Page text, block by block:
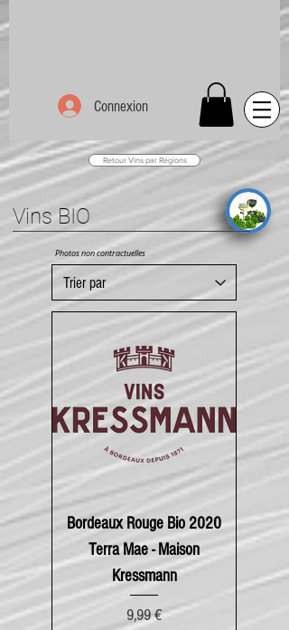
Connexion
Retour Vins par Régions
Vins BIO
Photos non contractuelles
Bordeaux Rouge Bio 2020
Terra Mae - Maison
Kressmann
Prix
9,99 €